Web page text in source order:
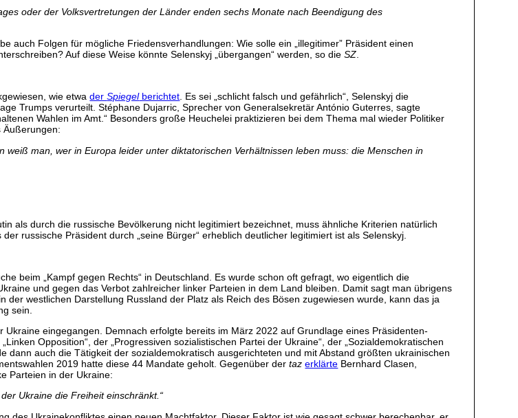
oder der Volksvertretungen der Länder enden sechs Monate nach Beendigung des
auch Folgen für mögliche Friedensverhandlungen: Wie solle ein „illegitimer” Präsident einen
Auf diese Weise könnte Selenskyj „übergangen“ werden, so dieSZ.
wie etwaderSpiegelberichtet . Es sei „schlicht falsch und gefährlich“, Selenskyj die
Trumps verurteilt. Stéphane Dujarric, Sprecher von Generalsekretär António Guterres, sagte
Wahlen im Amt.“ Besonders große Heuchelei praktizieren bei dem Thema mal wieder Politiker
Äußerungen:
man, wer in Europa leider unter diktatorischen Verhältnissen leben muss: die Menschen in
als durch die russische Bevölkerung nicht legitimiert bezeichnet, muss ähnliche Kriterien natürlich
russische Präsident durch „seine Bürger“ erheblich deutlicher legitimiert ist als Selenskyj.
beim „Kampf gegen Rechts“ in Deutschland. Es wurde schon oft gefragt, wo eigentlich die
und gegen das Verbot zahlreicher linker Parteien in dem Land bleiben. Damit sagt man übrigens
westlichen Darstellung Russland der Platz als Reich des Bösen zugewiesen wurde, kann das ja
sein.
Ukraine eingegangen. Demnach erfolgte bereits im März 2022 auf Grundlage eines Präsidenten-
Opposition“, der „Progressiven sozialistischen Partei der Ukraine“, der „Sozialdemokratischen
dann auch die Tätigkeit der sozialdemokratisch ausgerichteten und mit Abstand größten ukrainischen
2019 hatte diese 44 Mandate geholt. Gegenüber dertaz erklärte Bernhard Clasen,
Parteien in der Ukraine:
Ukraine die Freiheit einschränkt.“